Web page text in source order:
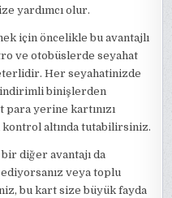
yardımcı olur.
için öncelikle bu avantajlı
ve otobüslerde seyahat
Her seyahatinizde
indirimli binişlerden
yerine kartınızı
altında tutabilirsiniz.
diğer avantajı da
ediyorsanız veya toplu
bu kart size büyük fayda